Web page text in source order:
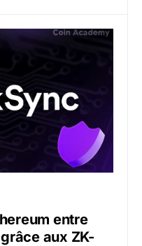
entre scalabilité et
entre
aux ZK-